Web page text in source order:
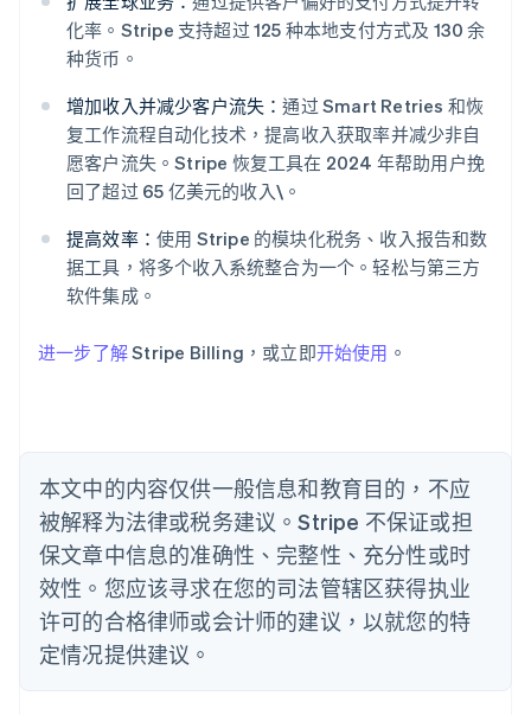
化率。Stripe 支持超过 125 种本地支付方式及 130 余
种货币。
增加收入并减少客户流失：通过 Smart Retries 和恢
复工作流程自动化技术，提高收入获取率并减少非自
愿客户流失。Stripe 恢复工具在 2024 年帮助用户挽
回了超过 65 亿美元的收入\。
提高效率： 使用 Stripe 的模块化税务、收入报告和数
据工具，将多个收入系统整合为一个。轻松与第三方
软件集成。
进一步了解Stripe Billing，或立即开始使用 。
本文中的内容仅供一般信息和教育目的，不应
被解释为法律或税务建议。Stripe 不保证或担
保文章中信息的准确性、完整性、充分性或时
效性。您应该寻求在您的司法管辖区获得执业
许可的合格律师或会计师的建议，以就您的特
定情况提供建议。
阿联酋
爱尔兰
English
爱沙尼亚
English
奥地利
澳大利亚
English
巴西
保加利亚
English
丹麦
English
德国
DeutschEnglish
法国
FrançaisEnglish
芬兰
EnglishSvenska